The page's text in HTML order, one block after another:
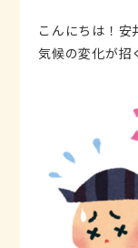
こんにちは！安
気候の変化が招